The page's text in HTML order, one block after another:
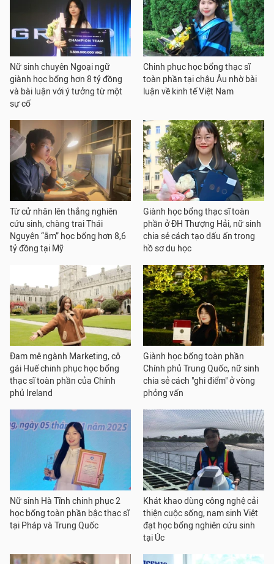
Nữ sinh chuyên Ngoại ngữ
giành học bổng hơn 8 tỷ đồng
và bài luận với ý tưởng từ một
sự cố
Chinh phục học bổng thạc sĩ
toàn phần tại châu Âu nhờ bài
luận về kinh tế Việt Nam
Từ cử nhân lên thẳng nghiên
cứu sinh, chàng trai Thái
Nguyên “ẵm” học bổng hơn 8,6
tỷ đồng tại Mỹ
Giành học bổng thạc sĩ toàn
phần ở ĐH Thượng Hải, nữ sinh
chia sẻ cách tạo dấu ấn trong
hồ sơ du học
Đam mê ngành Marketing, cô
gái Huế chinh phục học bổng
thạc sĩ toàn phần của Chính
phủ Ireland
Giành học bổng toàn phần
Chính phủ Trung Quốc, nữ sinh
chia sẻ cách "ghi điểm" ở vòng
phỏng vấn
Nữ sinh Hà Tĩnh chinh phục 2
học bổng toàn phần bậc thạc sĩ
tại Pháp và Trung Quốc
Khát khao dùng công nghệ cải
thiện cuộc sống, nam sinh Việt
đạt học bổng nghiên cứu sinh
tại Úc